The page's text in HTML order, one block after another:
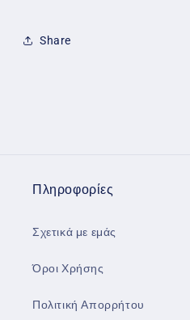
Share
Πληροφορίες
Σχετικά με εμάς
Όροι Χρήσης
Πολιτική Απορρήτου